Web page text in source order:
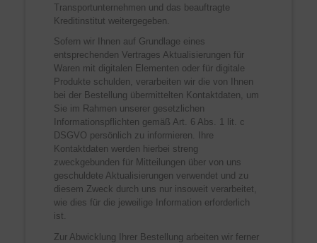
Transportunternehmen und das beauftragte
Kreditinstitut weitergegeben.
Sofern wir Ihnen auf Grundlage eines
entsprechenden Vertrages Aktualisierungen für
Waren mit digitalen Elementen oder für digitale
Produkte schulden, verarbeiten wir die von Ihnen
bei der Bestellung übermittelten Kontaktdaten, um
Sie im Rahmen unserer gesetzlichen
Informationspflichten gemäß Art. 6 Abs. 1 lit. c
DSGVO persönlich zu informieren. Ihre
Kontaktdaten werden hierbei streng
zweckgebunden für Mitteilungen über von uns
geschuldete Aktualisierungen verwendet und zu
diesem Zweck durch uns nur insoweit verarbeitet,
wie dies für die jeweilige Information erforderlich
ist.
Zur Abwicklung Ihrer Bestellung arbeiten wir ferner